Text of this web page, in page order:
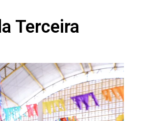
Terceira